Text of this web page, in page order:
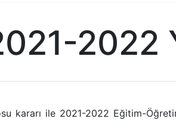
2022
kararı ile 2021-2022 Eğitim-